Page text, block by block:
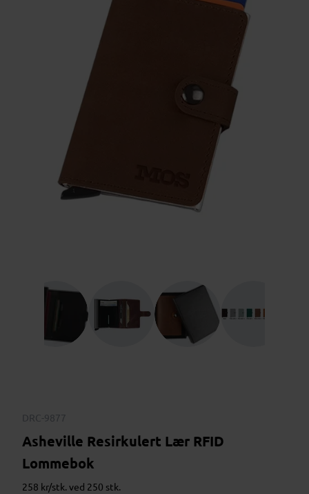
DRC-9877
Asheville Resirkulert Lær RFID
Lommebok
258 kr/stk. ved 250 stk.